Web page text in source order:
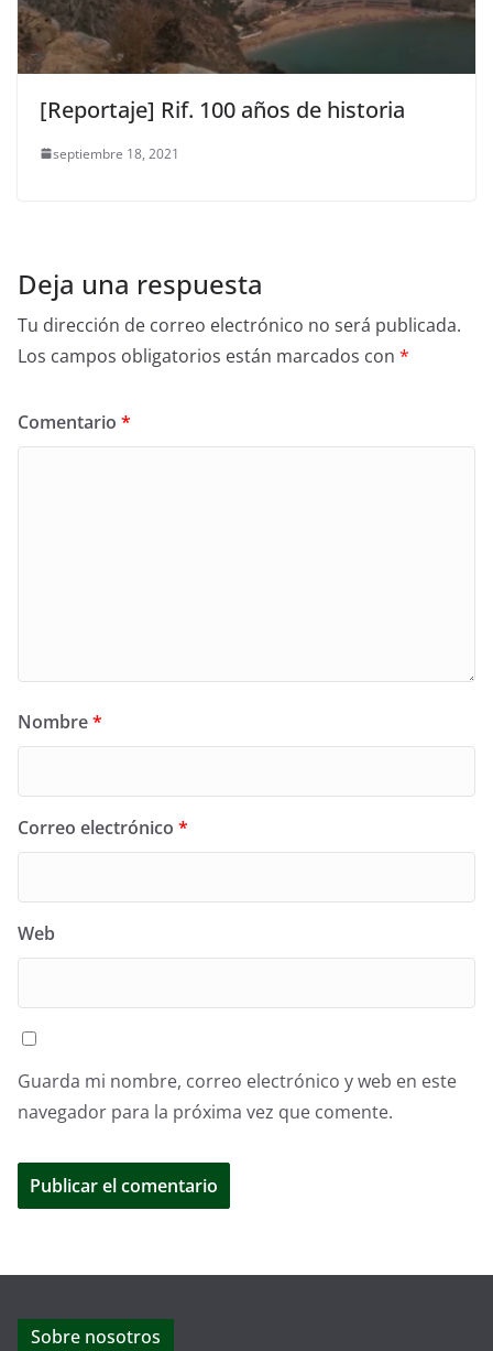
[Reportaje] Rif. 100 años de historia
septiembre 18, 2021
Deja una respuesta
Tu dirección de correo electrónico no será publicada.
Los campos obligatorios están marcados con *
Comentario *
Nombre*
Correo electrónico *
Web
Guarda mi nombre, correo electrónico y web en este
navegador para la próxima vez que comente.
Sobre nosotros